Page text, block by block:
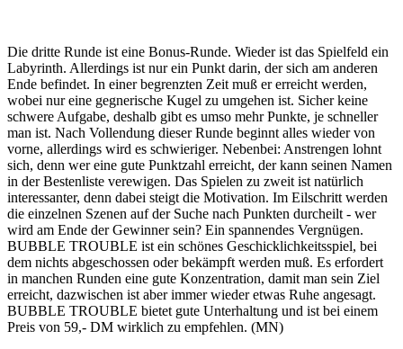
Die dritte Runde ist eine Bonus-Runde. Wieder ist das Spielfeld ein
Labyrinth. Allerdings ist nur ein Punkt darin, der sich am anderen
Ende befindet. In einer begrenzten Zeit muß er erreicht werden,
wobei nur eine gegnerische Kugel zu umgehen ist. Sicher keine
schwere Aufgabe, deshalb gibt es umso mehr Punkte, je schneller
man ist. Nach Vollendung dieser Runde beginnt alles wieder von
vorne, allerdings wird es schwieriger. Nebenbei: Anstrengen lohnt
sich, denn wer eine gute Punktzahl erreicht, der kann seinen Namen
in der Bestenliste verewigen. Das Spielen zu zweit ist natürlich
interessanter, denn dabei steigt die Motivation. Im Eilschritt werden
die einzelnen Szenen auf der Suche nach Punkten durcheilt - wer
wird am Ende der Gewinner sein? Ein spannendes Vergnügen.
BUBBLE TROUBLE ist ein schönes Geschicklichkeitsspiel, bei
dem nichts abgeschossen oder bekämpft werden muß. Es erfordert
in manchen Runden eine gute Konzentration, damit man sein Ziel
erreicht, dazwischen ist aber immer wieder etwas Ruhe angesagt.
BUBBLE TROUBLE bietet gute Unterhaltung und ist bei einem
Preis von 59,- DM wirklich zu empfehlen. (MN)